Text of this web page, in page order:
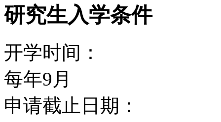
伯恩茅斯大学成立于
一样是公立大学，由政
接受严格的质量保证体
证体系，英国大学的学
研究生入学条件
开学时间：
每年9月
申请截止日期：